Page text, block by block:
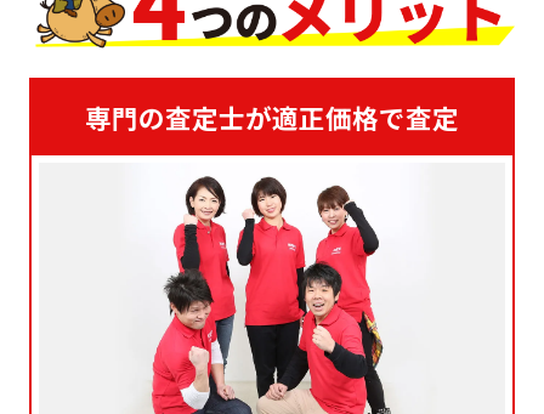
専門の査定士が適正価格で査定